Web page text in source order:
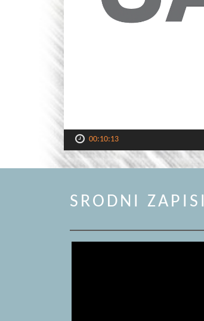
00:10:13
SRODNI ZAPISI